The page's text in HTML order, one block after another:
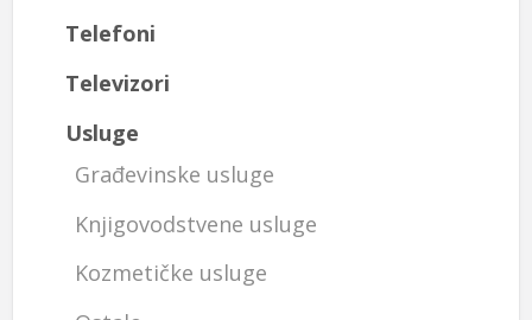
Telefoni
Televizori
Usluge
Građevinske usluge
Knjigovodstvene usluge
Kozmetičke usluge